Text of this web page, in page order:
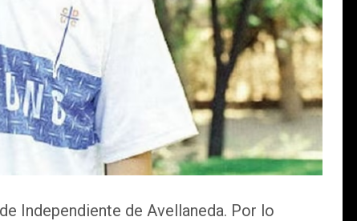
Independiente de Avellaneda. Por lo